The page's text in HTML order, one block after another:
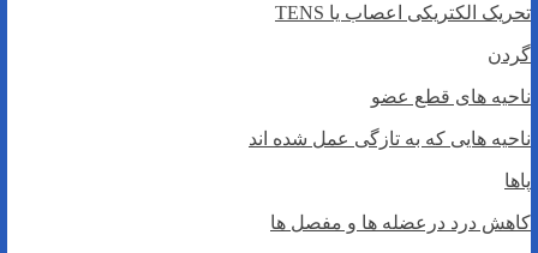
تحریک الکتریکی اعصاب یا TENS
گردن
ناحیه های قطع عضو
ناحیه هایی که به تازگی عمل شده اند
پاها
کاهش درد درعضله ها و مفصل ها